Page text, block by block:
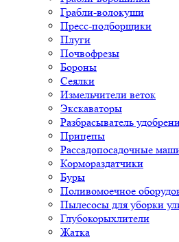
Грабли-волокуши
Пресс-подборщики
Плуги
Почвофрезы
Бороны
Сеялки
Измельчители веток
Экскаваторы
Разбрасыватель
Прицепы
Рассадопосадочные
Кормораздатчики
Буры
Поливомоечное
Пылесосы для уборки
Глубокорыхлители
Жатка